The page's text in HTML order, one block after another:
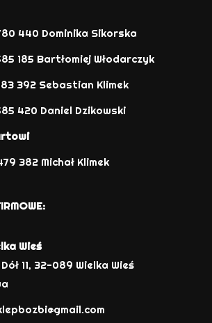
440 Dominika Sikorska
185 Bartłomiej Włodarczyk
392 Sebastian Klimek
420 Daniel Dzikowski
382 Michał Klimek
Wieś
11, 32-089 Wielka Wieś